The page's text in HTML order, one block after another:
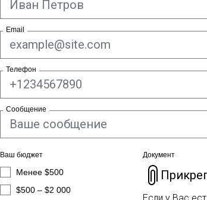
Email
Телефон
Сообщение
Ваш бюджет
Менее $500
$500 – $2 000
Документ
Если у Вас